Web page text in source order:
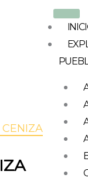
CENIZA